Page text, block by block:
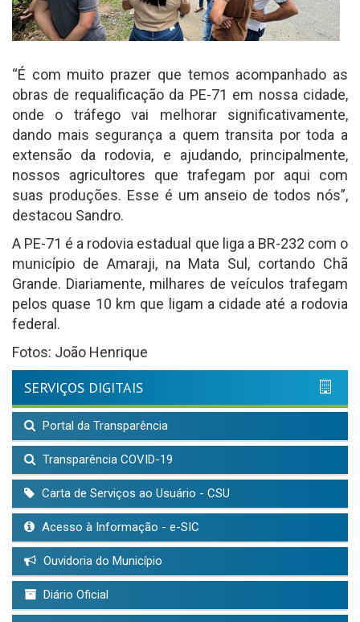
“É com muito prazer que temos acompanhado as
obras de requalificação da PE-71 em nossa cidade,
onde o tráfego vai melhorar significativamente,
dando mais segurança a quem transita por toda a
extensão da rodovia, e ajudando, principalmente,
nossos agricultores que trafegam por aqui com
suas produções. Esse é um anseio de todos nós”,
destacou Sandro.
A PE-71 é a rodovia estadual que liga a BR-232 com o
município de Amaraji, na Mata Sul, cortando Chã
Grande. Diariamente, milhares de veículos trafegam
pelos quase 10 km que ligam a cidade até a rodovia
federal.
Fotos: João Henrique
SERVIÇOS DIGITAIS
Portal da Transparência
Transparência COVID-19
Carta de Serviços ao Usuário - CSU
Acesso à Informação - e-SIC
Ouvidoria do Município
Diário Oficial